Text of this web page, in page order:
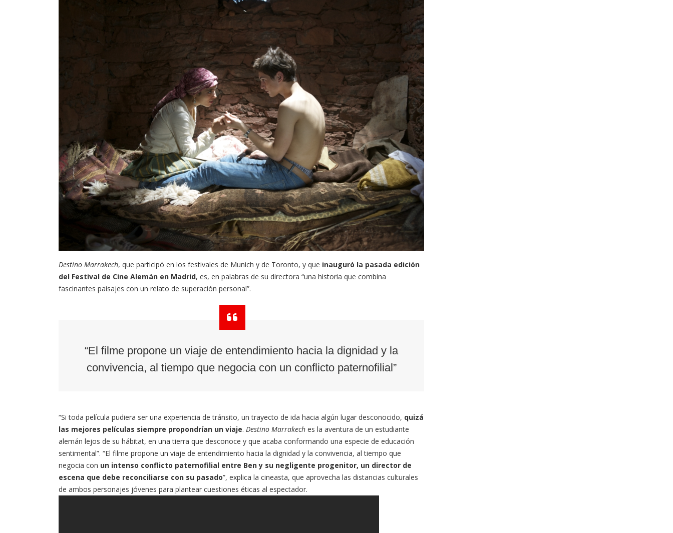
Destino Marrakech, que participó en los festivales de Munich y de Toronto, y que inauguró la pasada edición
del Festival de Cine Alemán en Madrid, es, en palabras de su directora “una historia que combina
fascinantes paisajes con un relato de superación personal”.
“El filme propone un viaje de entendimiento hacia la dignidad y la
convivencia, al tiempo que negocia con un conflicto paternofilial”
“Si toda película pudiera ser una experiencia de tránsito, un trayecto de ida hacia algún lugar desconocido, quizá
las mejores películas siempre propondrían un viaje. Destino Marrakech es la aventura de un estudiante
alemán lejos de su hábitat, en una tierra que desconoce y que acaba conformando una especie de educación
sentimental”. “El filme propone un viaje de entendimiento hacia la dignidad y la convivencia, al tiempo que
negocia con un intenso conflicto paternofilial entre Ben y su negligente progenitor, un director de
escena que debe reconciliarse con su pasado”, explica la cineasta, que aprovecha las distancias culturales
de ambos personajes jóvenes para plantear cuestiones éticas al espectador.